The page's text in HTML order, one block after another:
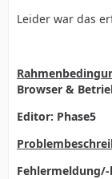
Leider war das
Browser &
Editor: Phase5